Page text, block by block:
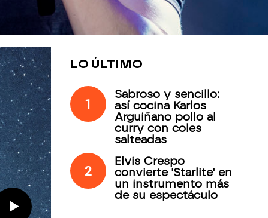
LO ÚLTIMO
1
Sabroso y sencillo:
así cocina Karlos
Arguiñano pollo al
curry con coles
salteadas
2
Elvis Crespo
convierte 'Starlite' en
un instrumento más
de su espectáculo